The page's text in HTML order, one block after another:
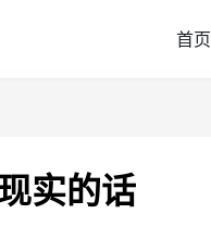
首页
实的话